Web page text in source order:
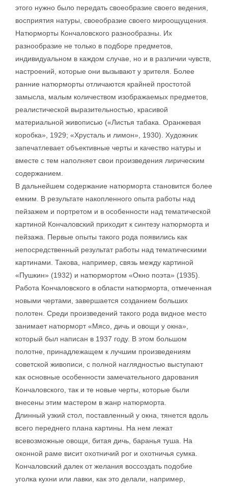
этого нужно было передать своеобразие своего ведения,
восприятия натуры, своеобразие своего мироощущения.
Натюрморты Кончаловского разнообразны. Их
разнообразие не только в подборе предметов,
индивидуальном в каждом случае, но и в различии чувств,
настроений, которые они вызывают у зрителя. Более
ранние натюрморты отличаются крайней простотой
замысла, малым количеством изображаемых предметов,
реалистической выразительностью, красивой
материальной живописью («Листья табака. Оранжевая
коробка», 1929; «Хрусталь и лимон», 1930). Художник
запечатлевает объективные черты и качество натуры и
вместе с тем наполняет свои произведения лирическим
содержанием.
В дальнейшем содержание натюрморта становится более
емким. В результате накопленного опыта работы над
пейзажем и портретом и в особенности над тематической
картиной Кончаловский приходит к синтезу натюрморта и
пейзажа. Первые опыты такого рода появились как
непосредственный результат работы над тематическими
картинами. Такова, например, связь между картиной
«Пушкин» (1932) и натюрмортом «Окно поэта» (1935).
Работа Кончаловского в области натюрморта, отмеченная
новыми чертами, завершается созданием больших
полотен. Среди произведений такого рода видное место
занимает натюрморт «Мясо, дичь и овощи у окна»,
который был написан в 1937 году. В этом большом
полотне, принадлежащем к лучшим произведениям
советской живописи, с полной наглядностью выступают
как основные особенности замечательного дарования
Кончаловского, так и те новые черты, которые были
внесены этим мастером в жанр натюрморта.
Длинный узкий стол, поставленный у окна, тянется вдоль
всего переднего плана картины. На нем лежат
всевозможные овощи, битая дичь, баранья туша. На
оконной раме висит охотничий рог и охотничья сумка.
Кончаловский далек от желания воссоздать подобие
уголка кухни или лавки, как это делали, например,